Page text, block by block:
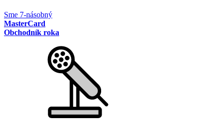
Sme 7-násobný
MasterCard
Obchodník roka